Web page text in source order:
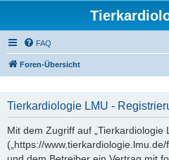
FAQ
Foren-Übersicht
Tierkardiologie LMU -
Mit dem Zugriff auf „Tierkardiologie
(„https://